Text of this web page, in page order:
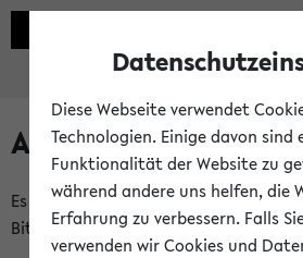
Anmeldung am
Es gibt mehrere Möglichkeiten zur
Bitte wählen Sie die für Sie richtige
Diese Webseite verwendet
Technologien. Einige davon sind
Funktionalität der Website zu
während andere uns helfen, die
Erfahrung zu verbessern. Falls
verwenden wir Cookies und